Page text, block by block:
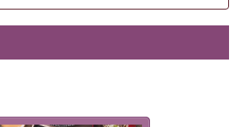
は、30日前までのご予約で、10%割
ける「早割プラン」をご用意してお
つ日々が旅をより特別なものにして